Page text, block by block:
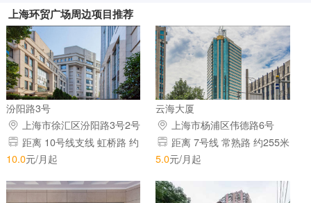
上海环贸广场周边项目推荐
汾阳路3号
上海市徐汇区汾阳路3号2号
楼1层距离 10号线支线 虹桥路 约
518米 距离 10号线主线 虹桥路
518米
10.0元/月起
云海大厦
上海市杨浦区伟德路6号
距离 7号线 常熟路 约255米
距离 1号线 常熟路 约255米 距
701米
5.0元/月起